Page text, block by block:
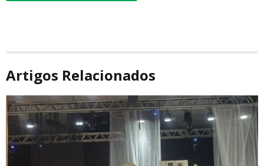
Artigos Relacionados